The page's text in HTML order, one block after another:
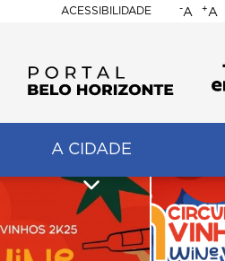
ACESSIBILIDADE
BELO
-A +A
A CIDADE